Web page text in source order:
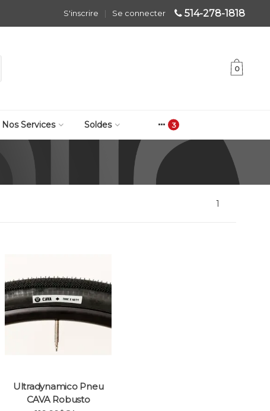
514-278-1818
Se connecter
|
S'inscrire
0
Nos Services Soldes
1
Ultradynamico Pneu
CAVA Robusto